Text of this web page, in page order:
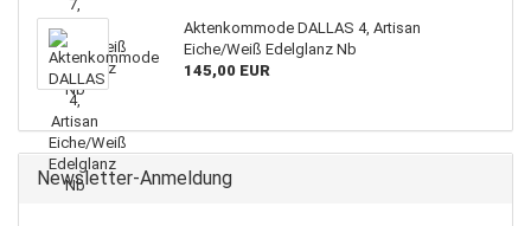
Aktenkommode DALLAS 4, Artisan
Eiche/Weiß Edelglanz Nb
145,00 EUR
Newsletter-Anmeldung